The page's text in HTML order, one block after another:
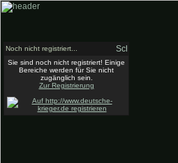
Noch nicht registriert...
Sie sind noch nicht registriert! Einige
Bereiche werden für Sie nicht
zugänglich sein.
Zur Registrierung